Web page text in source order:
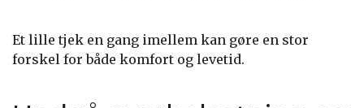
Et lille tjek en gang imellem kan gøre en stor
forskel for både komfort og levetid.